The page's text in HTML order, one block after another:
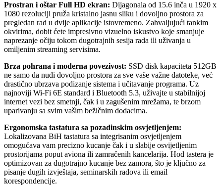
Prostran i oštar Full HD ekran: Dijagonala od 15.6 inča u 1920 x
1080 rezoluciji pruža kristalno jasnu sliku i dovoljno prostora za
pregledan rad u dvije aplikacije istovremeno. Zahvaljujući tankim
okvirima, dobit ćete impresivno vizuelno iskustvo koje smanjuje
naprezanje očiju tokom dugotrajnih sesija rada ili uživanja u
omiljenim streaming servisima.
Brza pohrana i moderna povezivost: SSD disk kapaciteta 512GB
ne samo da nudi dovoljno prostora za sve vaše važne datoteke, već
drastično ubrzava podizanje sistema i učitavanje programa. Uz
najnoviji Wi-Fi 6E standard i Bluetooth 5.3, uživajte u stabilnijoj
internet vezi bez smetnji, čak i u zagušenim mrežama, te brzom
uparivanju sa svim vašim bežičnim dodacima.
Ergonomska tastatura sa pozadinskim osvjetljenjem:
Lokalizovana BiH tastatura sa integrisanim osvjetljenjem
omogućava vam precizno kucanje čak i u slabije osvijetljenim
prostorijama poput aviona ili zamračenih kancelarija. Hod tastera je
optimizovan za dugotrajno kucanje bez zamora, što je ključno za
pisanje dugih izvještaja, seminarskih radova ili email
korespondencije.